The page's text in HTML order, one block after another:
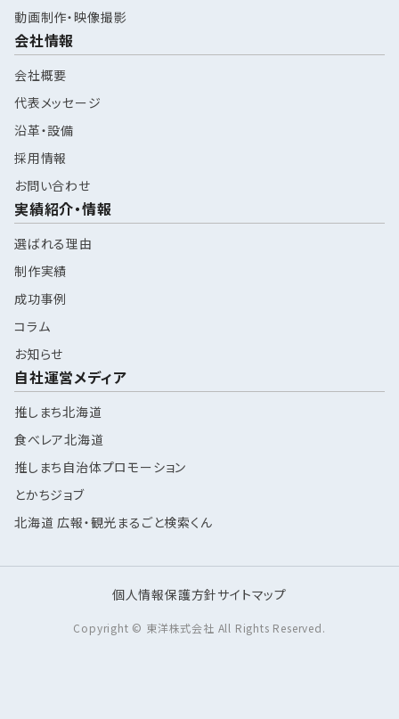
動画制作・映像撮影
会社情報
会社概要
代表メッセージ
沿革・設備
採用情報
お問い合わせ
実績紹介・情報
選ばれる理由
制作実績
成功事例
コラム
お知らせ
自社運営メディア
推しまち北海道
食べレア北海道
推しまち自治体プロモーション
とかちジョブ
北海道 広報・観光まるごと検索くん
個人情報保護方針サイトマップ
Copyright © 東洋株式会社 All Rights Reserved.